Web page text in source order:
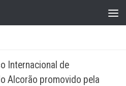
Internacional de
Alcorão promovido pela